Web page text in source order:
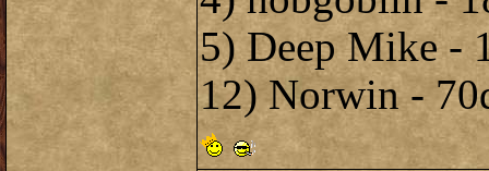
5) Deep Mike -
12) Norwin -